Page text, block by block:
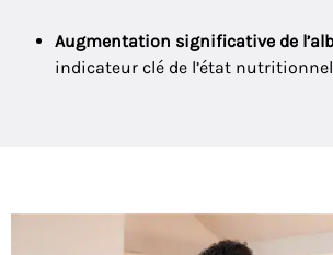
Augmentation significative de
indicateur clé de l’état nutritionnel